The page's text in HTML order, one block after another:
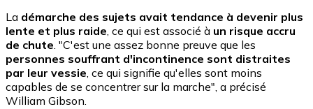
La démarche des sujets avait tendance à devenir plus
lente et plus raide, ce qui est associé à un risque accru
de chute. "C'est une assez bonne preuve que les
personnes souffrant d'incontinence sont distraites
par leur vessie, ce qui signifie qu'elles sont moins
capables de se concentrer sur la marche", a précisé
William Gibson.